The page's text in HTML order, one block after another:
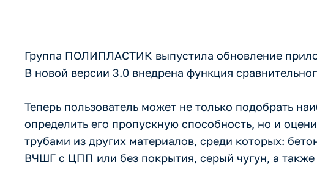
Группа ПОЛИПЛАСТИК выпустила обновление
В новой версии 3.0 внедрена функция
Теперь пользователь может не только подобрать
определить его пропускную способность, но и
трубами из других материалов, среди которых:
ВЧШГ с ЦПП или без покрытия, серый чугун, а